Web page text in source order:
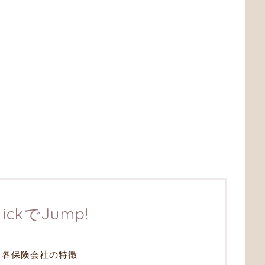
でJump!
保険会社の特徴